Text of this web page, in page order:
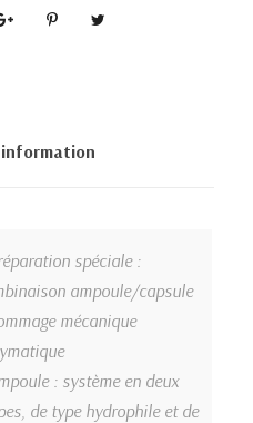
spéciale :
ampoule/capsule
mécanique
: système en deux
de type hydrophile et de